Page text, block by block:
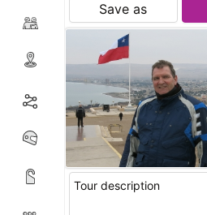
Save as
Tour description